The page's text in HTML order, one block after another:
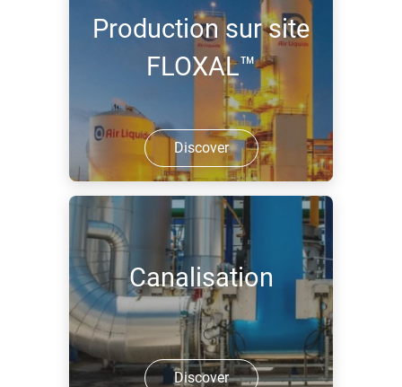
Production sur site
FLOXAL™
Discover
Canalisation
Discover